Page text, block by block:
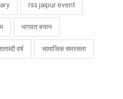
rss jaipur event
भागवत बयान
वर्ष सामाजिक समरसता